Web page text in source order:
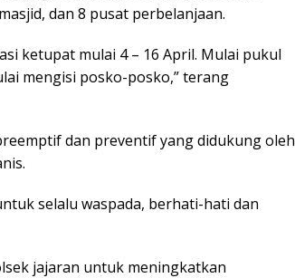
dan 8 pusat perbelanjaan.
ketupat mulai 4 – 16 April. Mulai pukul
mengisi posko-posko,” terang
dan preventif yang didukung oleh
selalu waspada, berhati-hati dan
jajaran untuk meningkatkan